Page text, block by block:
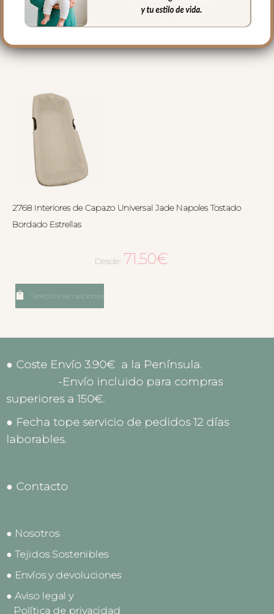
RELACIONADOS
2768 Interiores de Capazo Universal Jade Napoles Tostado
Bordado Estrellas
Desde: 71.50€
Seleccionar opciones
● Coste Envío 3.90€ a la Península.
-Envío incluido para compras
superiores a 150€.
● Fecha tope servicio de pedidos 12 días
laborables.
● Contacto
● Nosotros
● Tejidos Sostenibles
● Envíos y devoluciones
● Aviso legal y
Política de privacidad